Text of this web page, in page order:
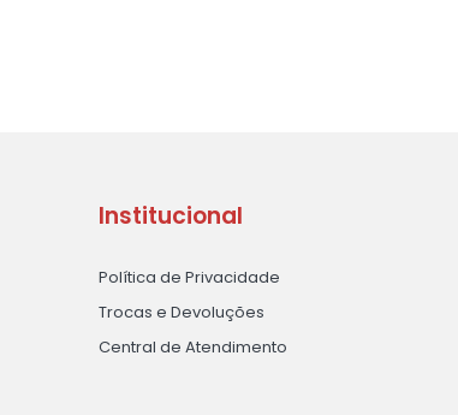
Institucional
Política de Privacidade
Trocas e Devoluções
Central de Atendimento